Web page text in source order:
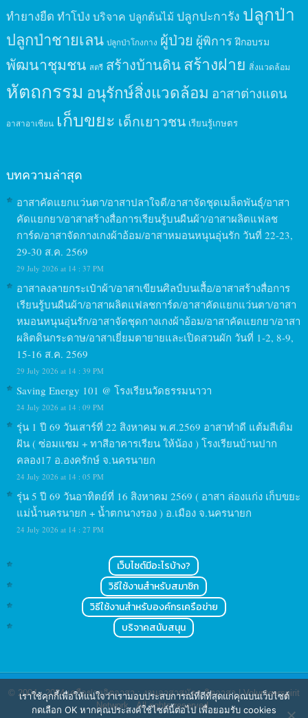
ทำยางยืด ทำโป่ง บริจาค ปลูกต้นไม้ ปลูกปะการัง ปลูกป่า
ปลูกป่าชายเลน ปลูกป่าโกงกาง ผู้ป่วย ผู้พิการ ฝึกอบรม
พัฒนาชุมชน สตรี สร้างบ้านดินสร้างฝาย สิ่งแวดล้อม
หัตถกรรม อนุรักษ์สิ่งแวดล้อม อาสาต่างแดน
อาสาอาเซียน เก็บขยะ เด็กเยาวชน เรียนรู้เกษตร
บทความล่าสุด
อาสาคัดแยกแว่นตา/อาสาปลาใจดี/อาสาจัดชุดเมล็ดพันธุ์/อาสา
คัดแยกยา/อาสาสร้างสื่อการเรียนรู้บนผืนผ้า/อาสาผลิตแฟลช
การ์ด/อาสาจัดกางเกงผ้าอ้อม/อาสาหมอนหนุนอุ่นรัก วันที่ 22-23,
29-30 ส.ค. 2569
29 July 2026 at 14 : 37 PM
อาสาลงลายกระเป๋าผ้า/อาสาเขียนศิลป์บนเสื้อ/อาสาสร้างสื่อการ
เรียนรู้บนผืนผ้า/อาสาผลิตแฟลชการ์ด/อาสาคัดแยกแว่นตา/อาสา
หมอนหนุนอุ่นรัก/อาสาจัดชุดกางเกงผ้าอ้อม/อาสาคัดแยกยา/อาสา
ผลิตดินกระดาษ/อาสาเยี่ยมตายายและเปิดสวนผัก วันที่ 1-2, 8-9,
15-16 ส.ค. 2569
29 July 2026 at 14 : 39 PM
Saving Energy 101 @ โรงเรียนวัดธรรมนาวา
24 July 2026 at 14 : 09 PM
รุ่น 1 ปี 69 วันเสาร์ที่ 22 สิงหาคม พ.ศ.2569 อาสาทำดี แต้มสีเติม
ฝัน ( ซ่อมแซม + ทาสีอาคารเรียน ให้น้อง ) โรงเรียนบ้านปาก
คลอง17 อ.องครักษ์ จ.นครนายก
24 July 2026 at 14 : 05 PM
รุ่น 5 ปี 69 วันอาทิตย์ที่ 16 สิงหาคม 2569 ( อาสา ล่องแก่ง เก็บขยะ
แม่น้ำนครนายก + น้ำตกนางรอง ) อ.เมือง จ.นครนายก
24 July 2026 at 14 : 27 PM
เว็บไซต์มีอะไรบ้าง?
วิธีใช้งานสำหรับสมาชิก
วิธีใช้งานสำหรับองค์กรเครือข่าย
บริจาคสนับสนุน
© 2004 - 2024เครือข่ายจิตอาสา : งานอาสาสมัคร จิตอาสา | Volunteerspirit
Network. All rights reserved.
เราใช้คุกกี้เพื่อให้แน่ใจว่าเรามอบประสบการณ์ที่ดีที่สุดแก่คุณบนเว็บไซต์
กดเลือก OK หากคุณประสงค์ใช้ไซต์นี้ต่อไป เพื่อยอมรับ cookies